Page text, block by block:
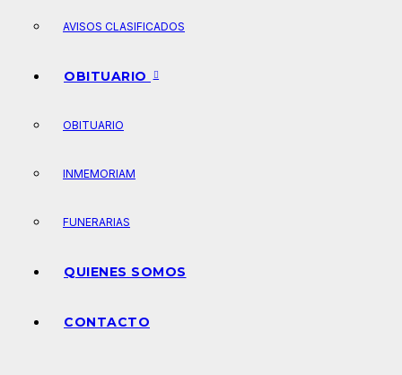
AVISOS CLASIFICADOS
OBITUARIO
OBITUARIO
INMEMORIAM
FUNERARIAS
QUIENES SOMOS
CONTACTO